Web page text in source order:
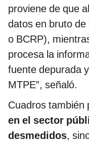
proviene de que
datos en bruto
o BCRP),
procesa la
fuente depurada
MTPE”, señaló.
Cuadros también
en el sector
desmedidos,